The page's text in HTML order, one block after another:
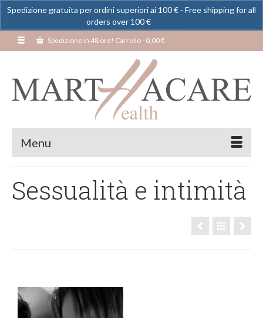
Spedizione in 48 ore! Carrello- 0,00€
Menu
Sessualità e intimità
Spedizione gratuita per ordini superiori ai 100 € - Free shipping for all
orders over 100 €